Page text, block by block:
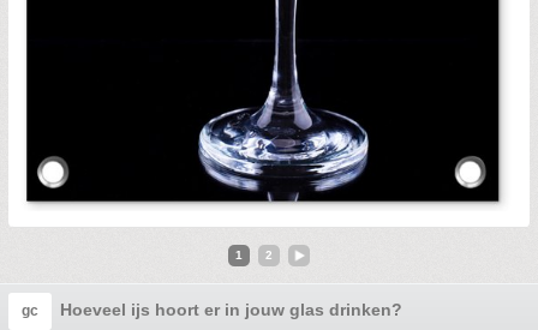
1 2
gc Hoeveel ijs hoort er in jouw glas drinken?